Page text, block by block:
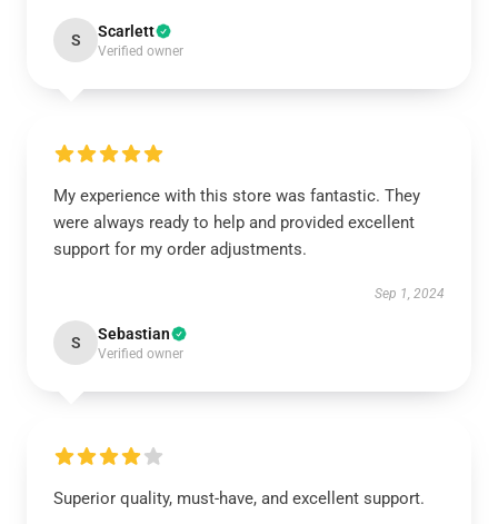
S Scarlett
Verified owner
My experience with this store was fantastic. They
were always ready to help and provided excellent
support for my order adjustments.
Sep 1, 2024
S Sebastian
Verified owner
Superior quality, must-have, and excellent support.